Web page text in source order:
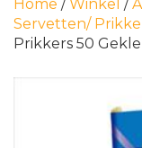
Home /Winkel /
Servetten/
Prikkers 50